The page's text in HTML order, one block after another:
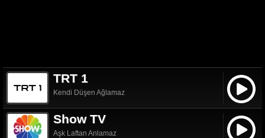
TRT 1
Kendi Düşen Ağlamaz
Show TV
Aşk Laftan Anlamaz